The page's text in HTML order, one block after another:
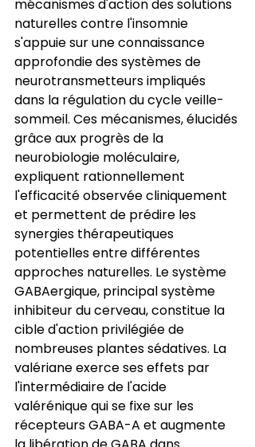
mécanismes d'action des solutions
naturelles contre l'insomnie
s'appuie sur une connaissance
approfondie des systèmes de
neurotransmetteurs impliqués
dans la régulation du cycle veille-
sommeil. Ces mécanismes, élucidés
grâce aux progrès de la
neurobiologie moléculaire,
expliquent rationnellement
l'efficacité observée cliniquement
et permettent de prédire les
synergies thérapeutiques
potentielles entre différentes
approches naturelles. Le système
GABAergique, principal système
inhibiteur du cerveau, constitue la
cible d'action privilégiée de
nombreuses plantes sédatives. La
valériane exerce ses effets par
l'intermédiaire de l'acide
valérénique qui se fixe sur les
récepteurs GABA-A et augmente